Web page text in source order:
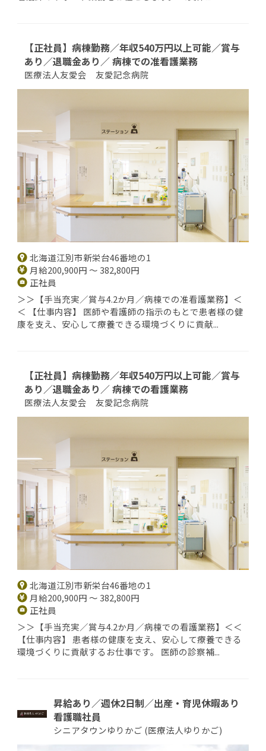
【正社員】病棟勤務／年収540万円以上可能／賞与
あり／退職金あり／ 病棟での准看護業務
医療法人友愛会 友愛記念病院
北海道江別市新栄台46番地の1
月給200,900円 ～ 382,800円
正社員
＞＞【手当充実／賞与4.2か月／病棟での准看護業務】＜
＜ 【仕事内容】 医師や看護師の指示のもとで患者様の健
康を支え、安心して療養できる環境づくりに貢献...
【正社員】病棟勤務／年収540万円以上可能／賞与
あり／退職金あり／ 病棟での看護業務
医療法人友愛会 友愛記念病院
北海道江別市新栄台46番地の1
月給200,900円 ～ 382,800円
正社員
＞＞【手当充実／賞与4.2か月／病棟での看護業務】＜＜
【仕事内容】 患者様の健康を支え、安心して療養できる
環境づくりに貢献するお仕事です。 医師の診察補...
昇給あり／週休2日制／出産・育児休暇あり
看護職社員
シニアタウンゆりかご (医療法人ゆりかご)